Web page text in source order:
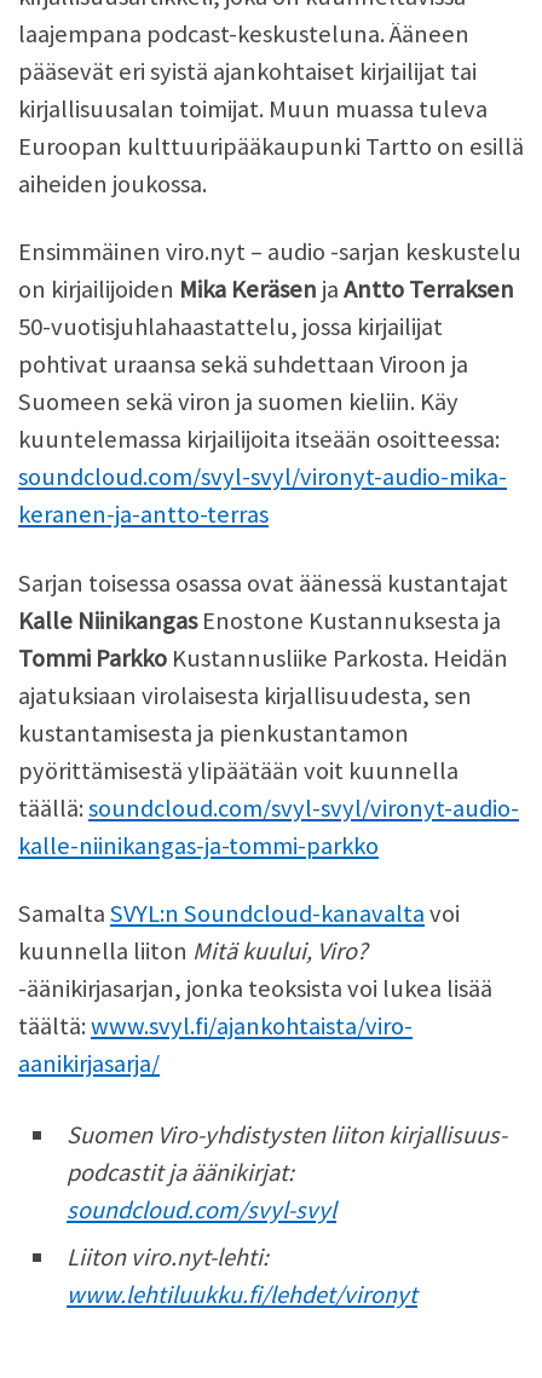
laajempana podcast-keskusteluna. Ääneen
pääsevät eri syistä ajankohtaiset kirjailijat tai
kirjallisuusalan toimijat. Muun muassa tuleva
Euroopan kulttuuripääkaupunki Tartto on esillä
aiheiden joukossa.
Ensimmäinen viro.nyt – audio -sarjan keskustelu
on kirjailijoiden Mika Keräsen jaAntto Terraksen
50-vuotisjuhlahaastattelu, jossa kirjailijat
pohtivat uraansa sekä suhdettaan Viroon ja
Suomeen sekä viron ja suomen kieliin. Käy
kuuntelemassa kirjailijoita itseään osoitteessa:
soundcloud.com/svyl-svyl/vironyt-audio-mika-
keranen-ja-antto-terras
Sarjan toisessa osassa ovat äänessä kustantajat
Kalle NiinikangasEnostone Kustannuksesta ja
Tommi Parkko Kustannusliike Parkosta. Heidän
ajatuksiaan virolaisesta kirjallisuudesta, sen
kustantamisesta ja pienkustantamon
pyörittämisestä ylipäätään voit kuunnella
täällä:soundcloud.com/svyl-svyl/vironyt-audio-
kalle-niinikangas-ja-tommi-parkko
SamaltaSVYL:n Soundcloud-kanavaltavoi
kuunnella liiton Mitä kuului, Viro?
-äänikirjasarjan, jonka teoksista voi lukea lisää
täältä:www.svyl.fi/ajankohtaista/viro-
aanikirjasarja/
Suomen Viro-yhdistysten liiton kirjallisuus-
podcastit ja äänikirjat:
soundcloud.com/svyl-svyl
Liiton viro.nyt-lehti:
www.lehtiluukku.fi/lehdet/vironyt